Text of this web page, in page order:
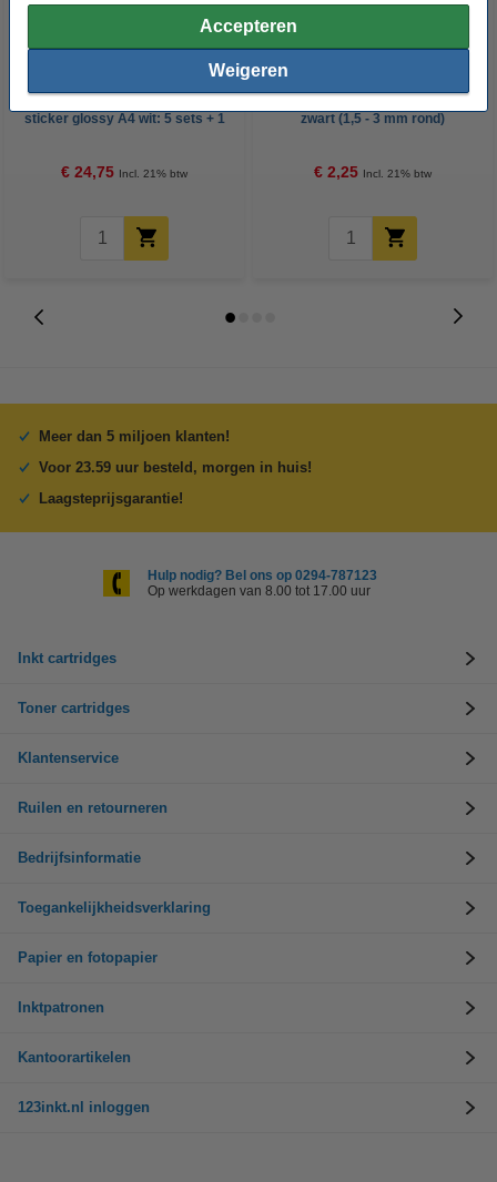
Accepteren
Weigeren
Aanbieding 123inkt fotopapier
sticker glossy A4 wit: 5 sets + 1
€ 24,75 Incl. 21% btw
Edding 380 flipchart marker
zwart (1,5 - 3 mm rond)
€ 2,25 Incl. 21% btw
Meer dan 5 miljoen klanten!
Voor 23.59 uur besteld, morgen in huis!
Laagsteprijsgarantie!
Hulp nodig? Bel ons op 0294-787123
Op werkdagen van 8.00 tot 17.00 uur
Inkt cartridges
Toner cartridges
Klantenservice
Ruilen en retourneren
Bedrijfsinformatie
Toegankelijkheidsverklaring
Papier en fotopapier
Inktpatronen
Kantoorartikelen
123inkt.nl inloggen